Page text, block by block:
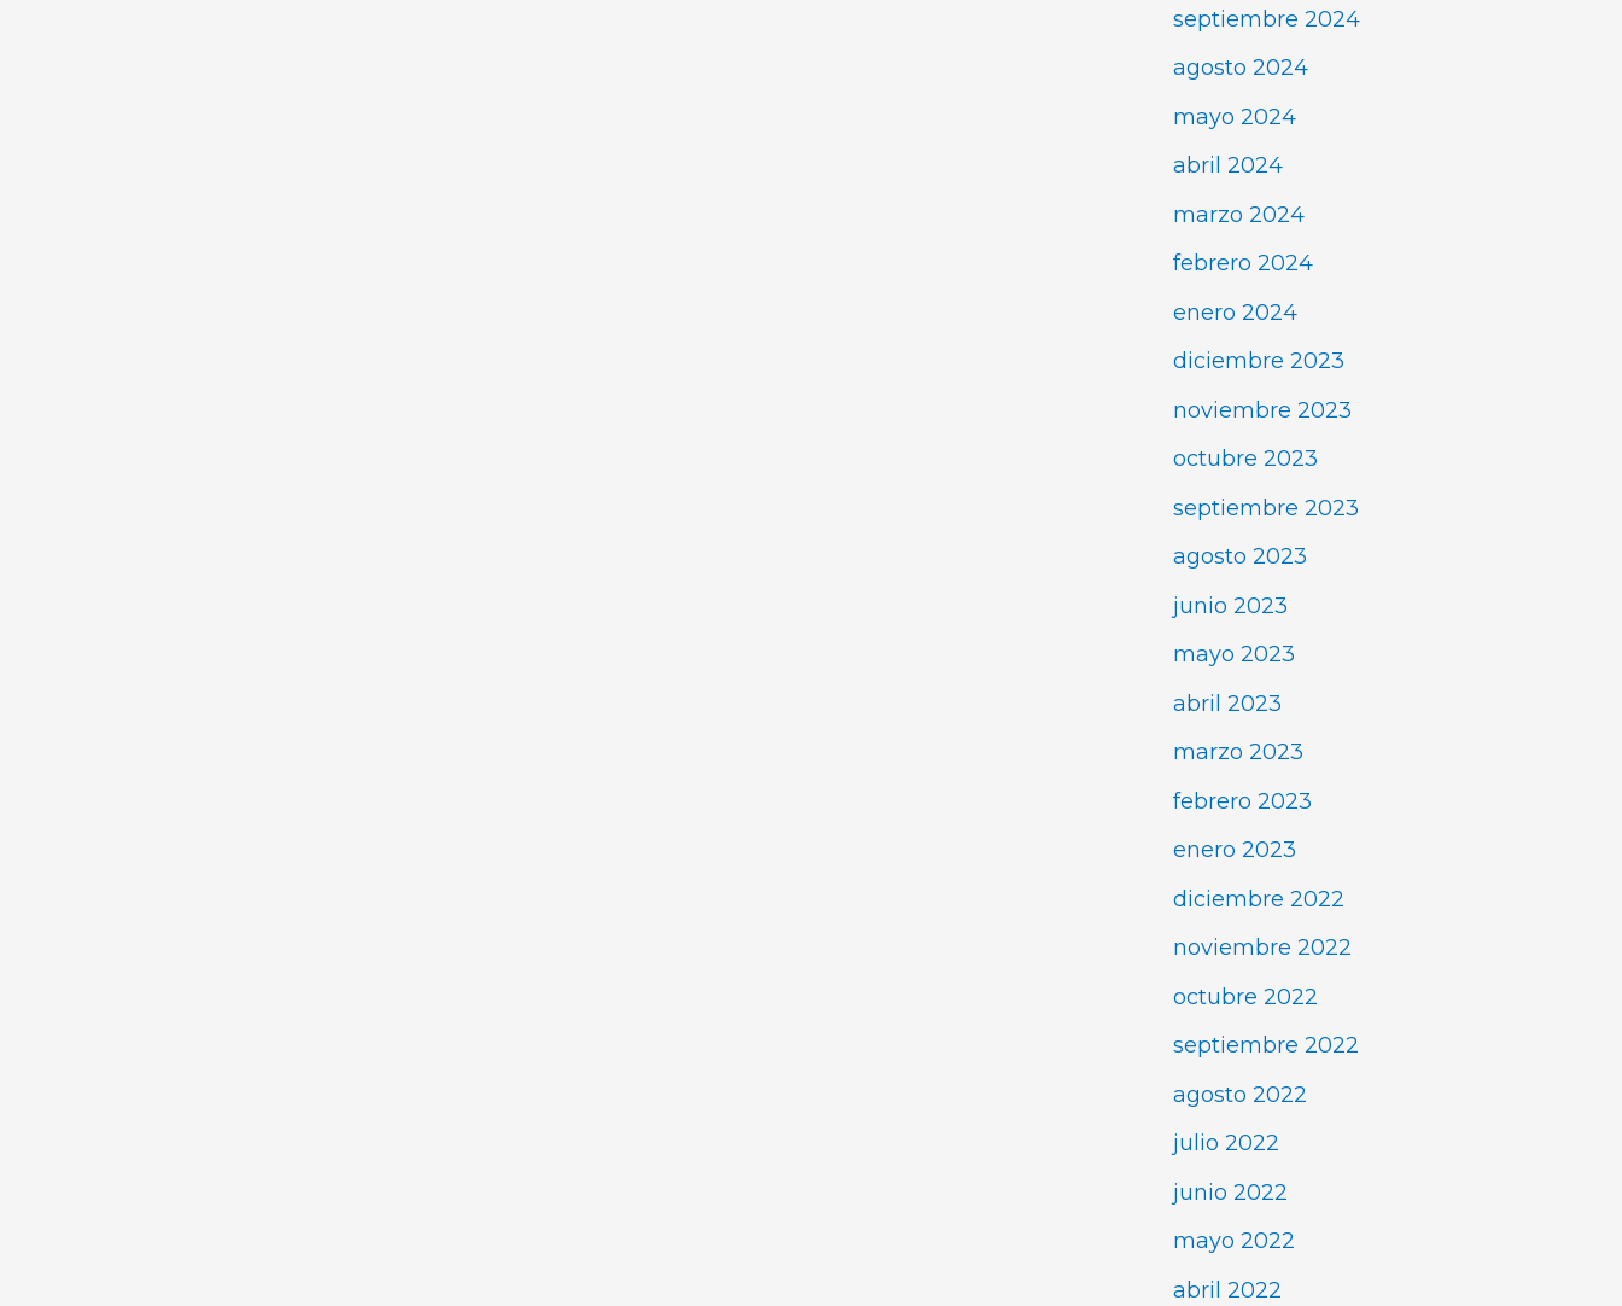
septiembre 2024
agosto 2024
mayo 2024
abril 2024
marzo 2024
febrero 2024
enero 2024
diciembre 2023
noviembre 2023
octubre 2023
septiembre 2023
agosto 2023
junio 2023
mayo 2023
abril 2023
marzo 2023
febrero 2023
enero 2023
diciembre 2022
noviembre 2022
octubre 2022
septiembre 2022
agosto 2022
julio 2022
junio 2022
mayo 2022
abril 2022